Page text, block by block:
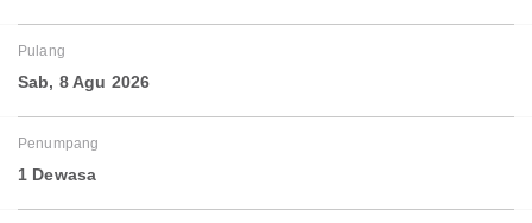
Pulang
Sab, 8 Agu 2026
Penumpang
1 Dewasa